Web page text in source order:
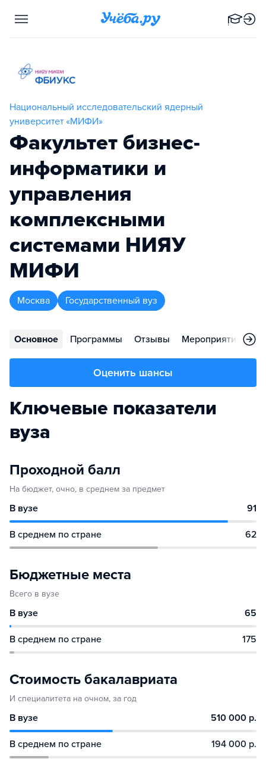
Национальный исследовательский ядерный
университет «МИФИ»
Факультет бизнес-
информатики и
управления
комплексными
системами НИЯУ
МИФИ
Москва Государственный вуз
Основное Программы Отзывы Мероприятия
Оценить шансы
Ключевые показатели
вуза
Проходной балл
На бюджет, очно, в среднем за предмет
В вузе 91
В среднем по стране 62
Бюджетные места
Всего в вузе
В вузе 65
В среднем по стране 175
Стоимость бакалавриата
И специалитета на очном, за год
В вузе 510 000 р.
В среднем по стране 194 000 р.